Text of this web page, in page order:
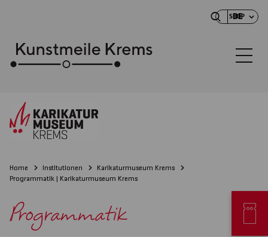
SHOP
DE
Home Institutionen
Karikaturmuseum Krems
Programmatik | Karikaturmuseum Krems
Programmatik